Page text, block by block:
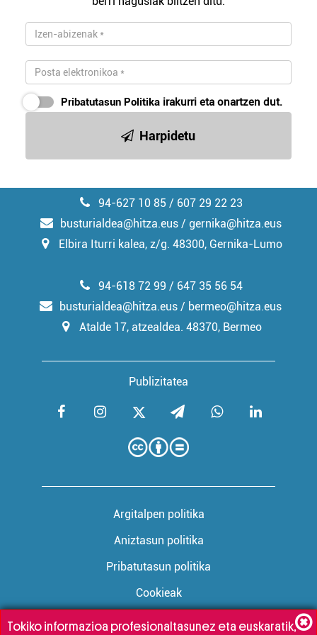
Lortu zure datu pertsonalak prozesatzeko moduari
datuen atalean. Edozein unetan alda edo ken dezakezu
zure baimena Cookieen adierazpenean.
fitxategiak erabiltzen ditu. Zure esperientzia eta
erabiltzeko baimen esplizitua ematen diguzu.Gehiago
Pribatutasun Politika irakurri eta onartzen dut.
Harpidetu
94-627 10 85 / 607 29 22 23
busturialdea@hitza.eus / gernika@hitza.eus
Elbira Iturri kalea, z/g. 48300, Gernika-Lumo
Publizitatea
94-618 72 99 / 647 35 56 54
busturialdea@hitza.eus / bermeo@hitza.eus
Atalde 17, atzealdea. 48370, Bermeo
Argitalpen politika
Aniztasun politika
Pribatutasun politika
Cookieak
Tokiko informazioa profesionaltasunez eta euskaratik,